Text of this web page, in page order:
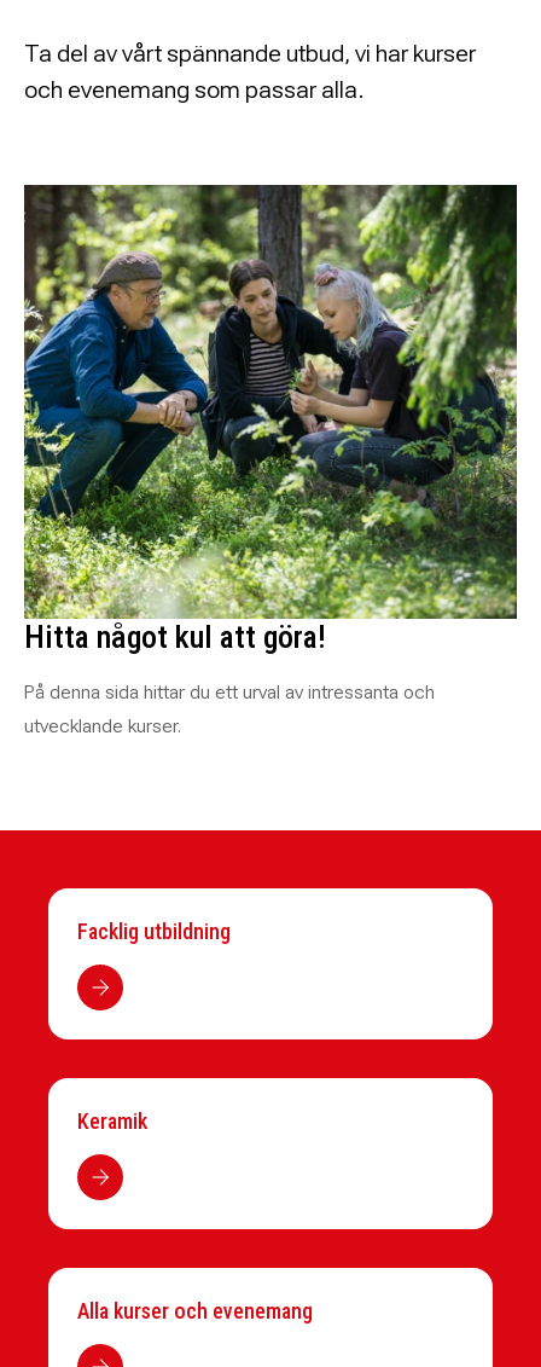
Ta del av vårt spännande utbud, vi har kurser
och evenemang som passar alla.
Hitta något kul att göra!
På denna sida hittar du ett urval av intressanta och
utvecklande kurser.
Facklig utbildning
Keramik
Alla kurser och evenemang